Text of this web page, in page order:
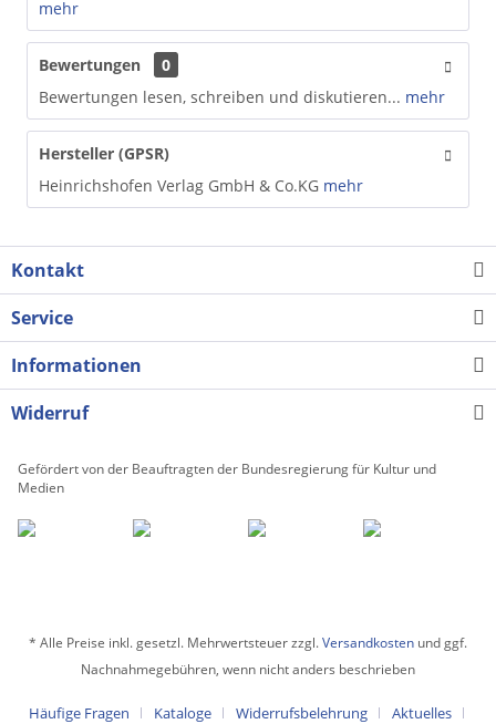
mehr
Bewertungen
0
Bewertungen lesen, schreiben und diskutieren... mehr
Hersteller (GPSR)
Heinrichshofen Verlag GmbH & Co.KG mehr
Kontakt
Service
Informationen
Widerruf
Gefördert von der Beauftragten der Bundesregierung für Kultur und
Medien
* Alle Preise inkl. gesetzl. Mehrwertsteuer zzgl.Versandkosten und ggf.
Nachnahmegebühren, wenn nicht anders beschrieben
Häufige Fragen Kataloge Widerrufsbelehrung Aktuelles